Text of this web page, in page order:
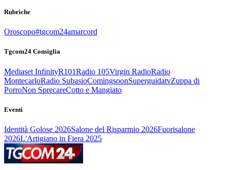
Rubriche
Oroscopo#tgcom24amarcord
Tgcom24 Consiglia
Mediaset InfinityR101Radio 105Virgin RadioRadio
MontecarloRadio SubasioComingsoonSuperguidatvZuppa di
PorroNon SprecareCotto e Mangiato
Eventi
Identità Golose 2026Salone del Risparmio 2026Fuorisalone
2026L'Artigiano in Fiera 2025